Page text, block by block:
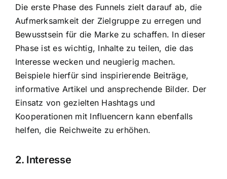
Die erste Phase des Funnels zielt darauf ab, die
Aufmerksamkeit der Zielgruppe zu erregen und
Bewusstsein für die Marke zu schaffen. In dieser
Phase ist es wichtig, Inhalte zu teilen, die das
Interesse wecken und neugierig machen.
Beispiele hierfür sind inspirierende Beiträge,
informative Artikel und ansprechende Bilder. Der
Einsatz von gezielten Hashtags und
Kooperationen mit Influencern kann ebenfalls
helfen, die Reichweite zu erhöhen.
2. Interesse